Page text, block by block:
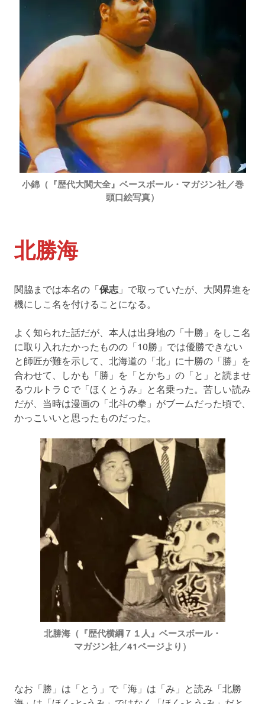
小錦（『歴代大関大全』ベースボール・マガジン社／巻
頭口絵写真）
北勝海
関脇までは本名の「保志 」で取っていたが、大関昇進を
機にしこ名を付けることになる。
よく知られた話だが、本人は出身地の「十勝」をしこ名
に取り入れたかったものの「10勝」では優勝できない
と師匠が難を示して、北海道の「北」に十勝の「勝」を
合わせて、しかも「勝」を「とかち」の「と」と読ませ
るウルトラＣで「ほくとうみ」と名乗った。苦しい読み
だが、当時は漫画の「北斗の拳」がブームだった頃で、
かっこいいと思ったものだった。
北勝海（『歴代横綱７１人』ベースボール・
マガジン社／41ページより）
なお「勝」は「とう」で「海」は「み」と読み「北勝